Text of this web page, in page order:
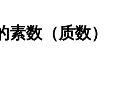
数（质数）